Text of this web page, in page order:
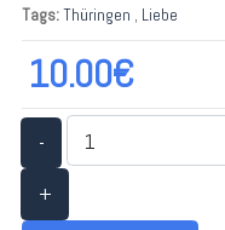
Tags:Thüringen , Liebe
10.00€
-
+